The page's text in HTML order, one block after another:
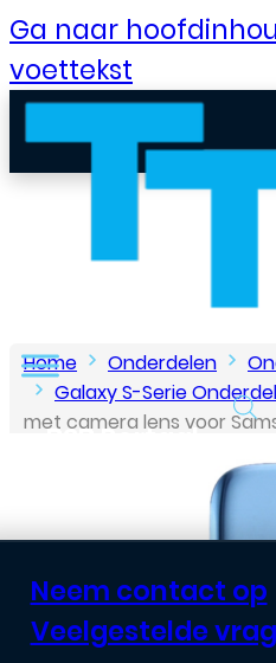
Ga naar
voettekst
B2B Portaal
Klantenservice
Neem contact op
Veelgestelde
Home Onderdelen
Galaxy S-Serie
met camera lens voor